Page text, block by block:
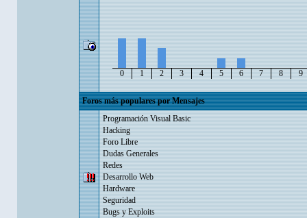
0 1 2 3 4 5 6 7 8 9
Foros más populares por Mensajes
Programación Visual Basic
Hacking
Foro Libre
Dudas Generales
Redes
Desarrollo Web
Hardware
Seguridad
Bugs y Exploits